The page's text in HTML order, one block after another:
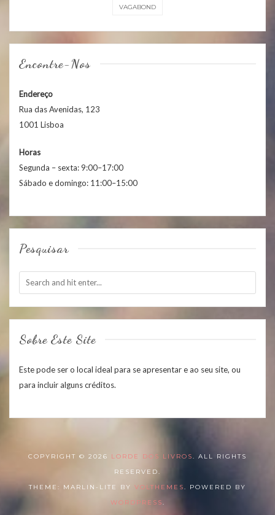
VAGABOND
Encontre-Nos
Endereço
Rua das Avenidas, 123
1001 Lisboa
Horas
Segunda – sexta: 9:00–17:00
Sábado e domingo: 11:00–15:00
Pesquisar
Sobre Este Site
Este pode ser o local ideal para se apresentar e ao seu site, ou
para incluir alguns créditos.
COPYRIGHT © 2026 LORDE DOS LIVROS. ALL RIGHTS
RESERVED.
THEME: MARLIN-LITE BY VOLTHEMES. POWERED BY
WORDPRESS.